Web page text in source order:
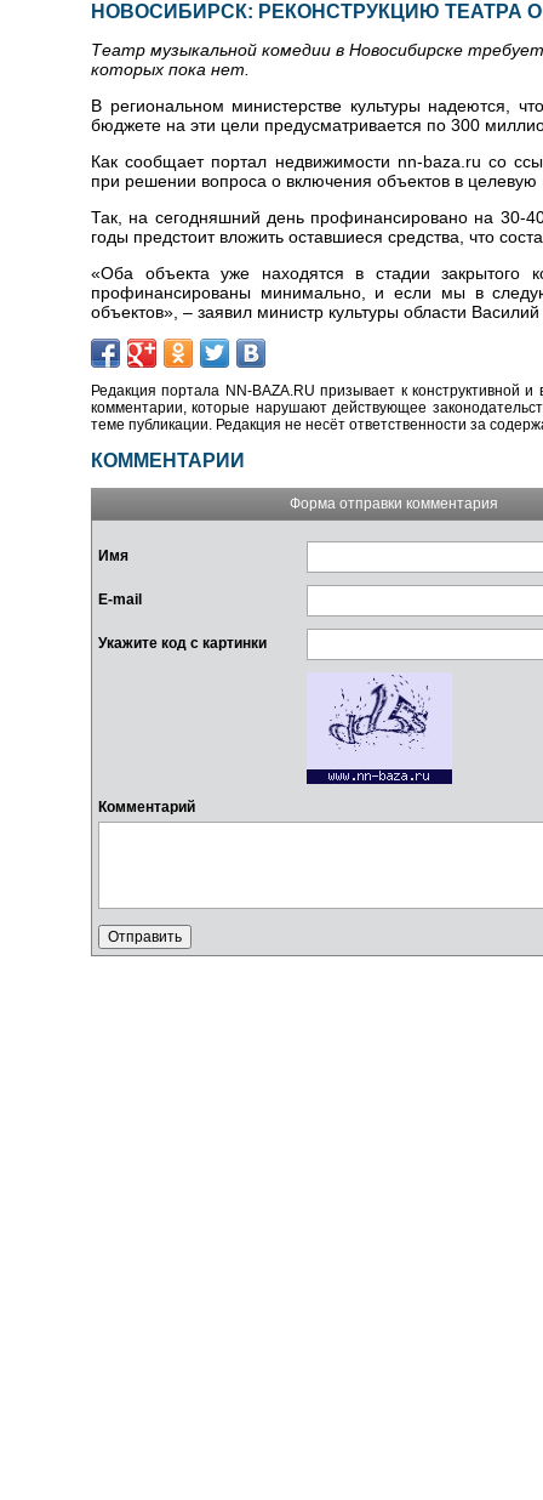
НОВОСИБИРСК: РЕКОНСТРУКЦИЮ ТЕАТРА
Театр музыкальной комедии в Новосибирске
которых пока нет.
В региональном министерстве культуры надеются,
бюджете на эти цели предусматривается по 300
Как сообщает портал недвижимости nn-baza.ru со
при решении вопроса о включения объектов в
Так, на сегодняшний день профинансировано на 30-
годы предстоит вложить оставшиеся средства, что
«Оба объекта уже находятся в стадии закрытого
профинансированы минимально, и если мы в
объектов», – заявил министр культуры области Василий
Редакция портала NN-BAZA.RU призывает к конструктивной
комментарии, которые нарушают действующее
теме публикации. Редакция не несёт ответственности за
КОММЕНТАРИИ
Форма отправки комментария
Имя
E-mail
Укажите код с картинки
Комментарий